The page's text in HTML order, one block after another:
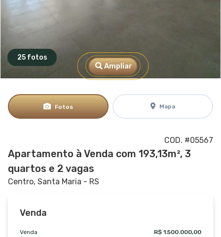
25 fotos
Ampliar
Fotos Mapa
COD. #05567
Apartamento à Venda com 193,13m², 3
quartos e 2 vagas
Centro, Santa Maria - RS
Venda
Venda R$ 1.500.000,00